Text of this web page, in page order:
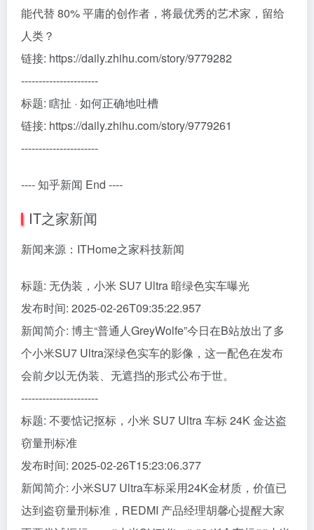
能代替 80% 平庸的创作者，将最优秀的艺术家，留给
人类？
链接: https://daily.zhihu.com/story/9779282
----------------------
标题: 瞎扯 · 如何正确地吐槽
链接: https://daily.zhihu.com/story/9779261
----------------------
---- 知乎新闻 End ----
IT之家新闻
新闻来源：ITHome之家科技新闻
标题: 无伪装，小米 SU7 Ultra 暗绿色实车曝光
发布时间: 2025-02-26T09:35:22.957
新闻简介: 博主“普通人GreyWolfe”今日在B站放出了多
个小米SU7 Ultra深绿色实车的影像，这一配色在发布
会前夕以无伪装、无遮挡的形式公布于世。
----------------------
标题: 不要惦记抠标，小米 SU7 Ultra 车标 24K 金达盗
窃量刑标准
发布时间: 2025-02-26T15:23:06.377
新闻简介: 小米SU7 Ultra车标采用24K金材质，价值已
达到盗窃量刑标准，REDMI 产品经理胡馨心提醒大家